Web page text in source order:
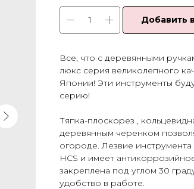
Добавить
Все, что с деревянными
люкс серия великолепного
Японии! Эти инструменты
серию!
Тяпка-плоскорез ,
деревянным черенком
огороде. Лезвие
HCS и имеет
закреплена под углом 30
удобство в работе.